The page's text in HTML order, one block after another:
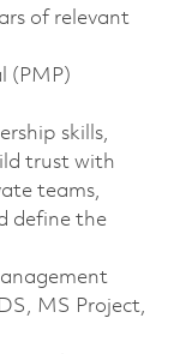
of relevant
(PMP)
skills,
trust with
teams,
define the
MS Project,